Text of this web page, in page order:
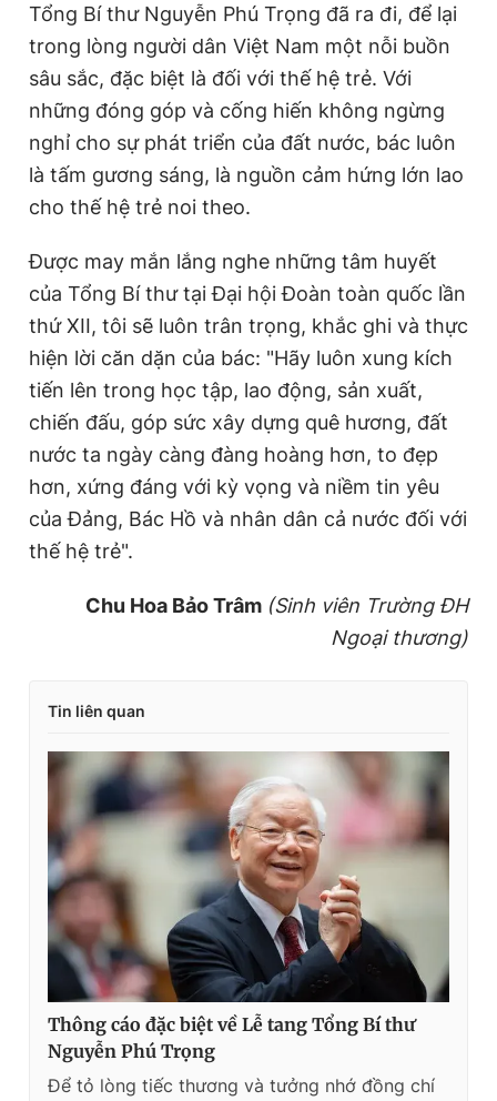
Tổng Bí thư Nguyễn Phú Trọng đã ra đi, để lại
trong lòng người dân Việt Nam một nỗi buồn
sâu sắc, đặc biệt là đối với thế hệ trẻ. Với
những đóng góp và cống hiến không ngừng
nghỉ cho sự phát triển của đất nước, bác luôn
là tấm gương sáng, là nguồn cảm hứng lớn lao
cho thế hệ trẻ noi theo.
Được may mắn lắng nghe những tâm huyết
của Tổng Bí thư tại Đại hội Đoàn toàn quốc lần
thứ XII, tôi sẽ luôn trân trọng, khắc ghi và thực
hiện lời căn dặn của bác: "Hãy luôn xung kích
tiến lên trong học tập, lao động, sản xuất,
chiến đấu, góp sức xây dựng quê hương, đất
nước ta ngày càng đàng hoàng hơn, to đẹp
hơn, xứng đáng với kỳ vọng và niềm tin yêu
của Đảng, Bác Hồ và nhân dân cả nước đối với
thế hệ trẻ".
Chu Hoa Bảo Trâm (Sinh viên Trường ĐH
Ngoại thương)
Tin liên quan
Thông cáo đặc biệt về Lễ tang Tổng Bí thư
Nguyễn Phú Trọng
Để tỏ lòng tiếc thương và tưởng nhớ đồng chí